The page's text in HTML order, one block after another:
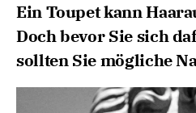
Ein Toupet kann
Doch bevor Sie sich
sollten Sie mögliche